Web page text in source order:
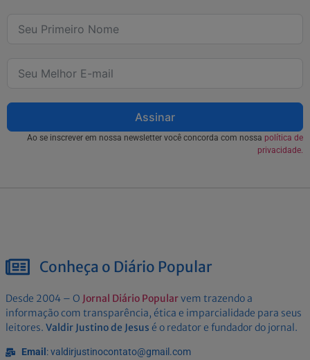
Assinar
Ao se inscrever em nossa newsletter você concorda com nossa política de
privacidade.
Conheça o Diário Popular
Desde 2004 – O Jornal Diário Popularvem trazendo a
informação com transparência, ética e imparcialidade para seus
leitores. Valdir Justino de Jesus é o redator e fundador do jornal.
Email : valdirjustinocontato@gmail.com